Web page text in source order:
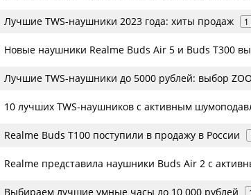
Лучшие TWS-наушники 2023 года: хиты продаж 1
Новые наушники Realme Buds Air 5 и Buds T300
Лучшие TWS-наушники до 5000 рублей: выбор
10 лучших TWS-наушников с активным
Realme Buds T100 поступили в продажу в России
Realme представила наушники Buds Air 2 с
Выбираем лучшие умные часы до 10 000 рублей